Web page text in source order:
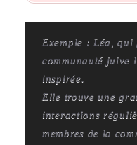
Exemple : Léa,
communauté juive
inspirée.
Elle trouve une
interactions
membres de la